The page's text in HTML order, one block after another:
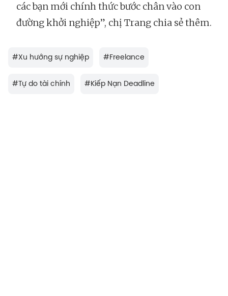
các bạn mới chính thức bước chân vào con
đường khởi nghiệp”, chị Trang chia sẻ thêm.
#Xu hướng sự nghiệp #Freelance
#Tự do tài chính #Kiếp Nạn Deadline